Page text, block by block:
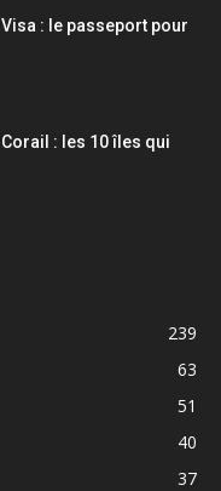
: le passeport pour
: les 10 îles qui
239
63
51
40
37